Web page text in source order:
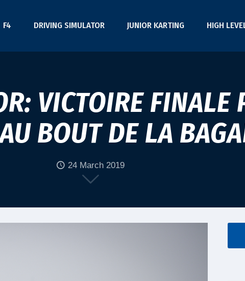
F4 DRIVING SIMULATOR JUNIOR KARTING HIGH
VICTOIRE FINALE
BOUT DE LA
24 March 2019